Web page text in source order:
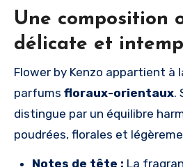
Une composition
délicate et
Flower by Kenzo appartient à
parfums floraux-orientaux.
distingue par un équilibre
poudrées, florales et
Notes de tête : La